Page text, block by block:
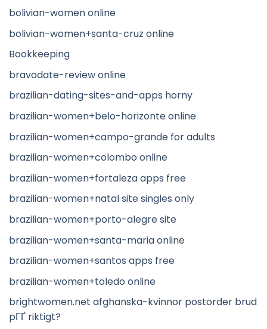
bolivian-women online
bolivian-women+santa-cruz online
Bookkeeping
bravodate-review online
brazilian-dating-sites-and-apps horny
brazilian-women+belo-horizonte online
brazilian-women+campo-grande for adults
brazilian-women+colombo online
brazilian-women+fortaleza apps free
brazilian-women+natal site singles only
brazilian-women+porto-alegre site
brazilian-women+santa-maria online
brazilian-women+santos apps free
brazilian-women+toledo online
brightwomen.net afghanska-kvinnor postorder brud
pГҐ riktigt?